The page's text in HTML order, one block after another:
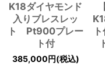
K18ダイヤモンド
入りブレスレッ
ト Pt900プレー
ト付
385,000円(税込)